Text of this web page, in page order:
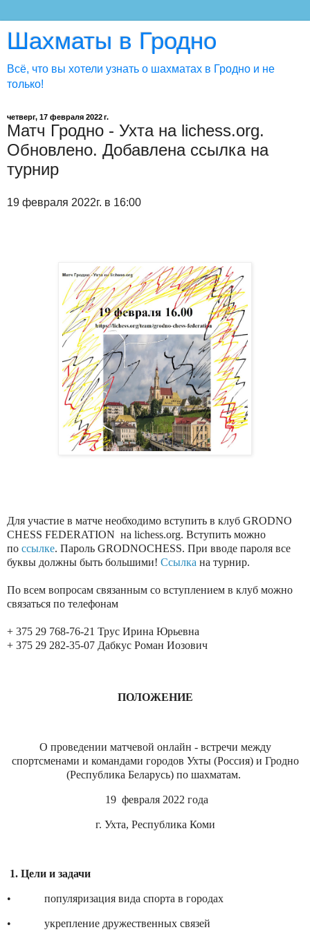
Шахматы в Гродно
Всё, что вы хотели узнать о шахматах в Гродно и не
только!
четверг, 17 февраля 2022 г.
Матч Гродно - Ухта на lichess.org.
Обновлено. Добавлена ссылка на
турнир
19 февраля 2022г. в 16:00
Для участие в матче необходимо вступить в клуб GRODNO
CHESS FEDERATION на lichess.org. Вступить можно
по ссылке. Пароль GRODNOCHESS. При вводе пароля все
буквы должны быть большими! Ссылка на турнир.
По всем вопросам связанным со вступлением в клуб можно
связаться по телефонам
+ 375 29 768-76-21 Трус Ирина Юрьевна
+ 375 29 282-35-07 Дабкус Роман Иозович
ПОЛОЖЕНИЕ
О проведении матчевой онлайн - встречи между
спортсменами и командами городов Ухты (Россия) и Гродно
(Республика Беларусь) по шахматам.
19 февраля 2022 года
г. Ухта, Республика Коми
1. Цели и задачи
• популяризация вида спорта в городах
• укрепление дружественных связей